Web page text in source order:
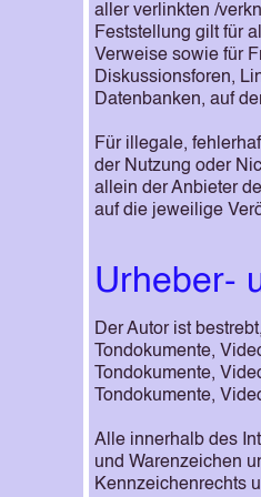
aller verlinkten /
Feststellung gilt für
Verweise sowie für
Diskussionsforen,
Datenbanken, auf
Für illegale,
der Nutzung oder
allein der Anbieter
auf die jeweilige
Urheber-
Der Autor ist
Tondokumente,
Tondokumente,
Tondokumente,
Alle innerhalb des
und Warenzeichen
Kennzeichenrechts